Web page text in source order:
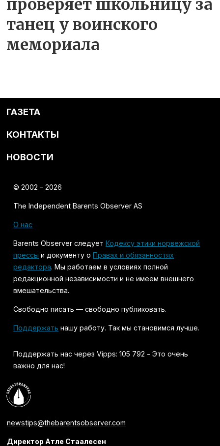
проверяет школьницу за
танец у воинского
мемориала
ГАЗЕТА
КОНТАКТЫ
НОВОСТИ
© 2002 - 2026
The Independent Barents Observer AS
О нас
Barents Observer следуетКодексу этики норвежской
прессы и документу оПравах и обязанностях
редактора. Мы работаем в условиях полной
редакционной независимости и не имеем внешнего
вмешательства.
Свободно писать — свободно публиковать.
Поддержать нашу работу. Так мы становимся лучше.
Поддержать нас через Vipps: 105 792 - Это очень
важно для нас!
newstips@thebarentsobserver.com
Директор Атле Стаалесен